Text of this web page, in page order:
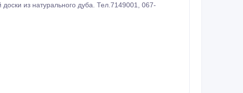
из натурального дуба. Тел.7149001, 067-